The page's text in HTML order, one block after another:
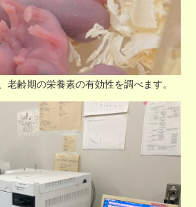
老齢期の栄養素の有効性を調べます。